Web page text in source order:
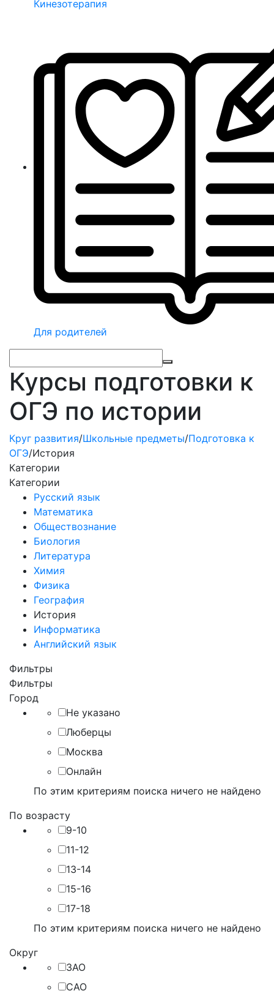
Кинезотерапия
Для родителей
Курсы подготовки к
ОГЭ по истории
Круг развития/Школьные предметы/Подготовка к
ОГЭ/История
Категории
Категории
Русский язык
Математика
Обществознание
Биология
Литература
Химия
Физика
География
История
Информатика
Английский язык
Фильтры
Фильтры
Город
Не указано
Люберцы
Москва
Онлайн
По этим критериям поиска ничего не найдено
По возрасту
9-10
11-12
13-14
15-16
17-18
По этим критериям поиска ничего не найдено
Округ
ЗАО
САО